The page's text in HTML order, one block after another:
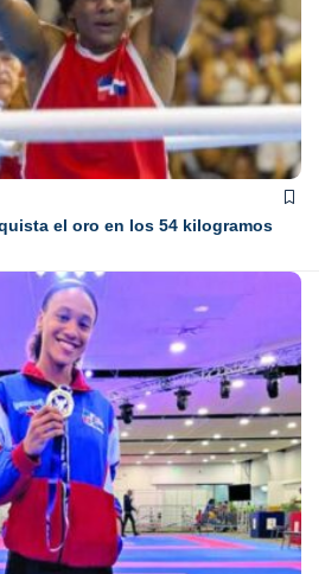
el oro en los 54 kilogramos